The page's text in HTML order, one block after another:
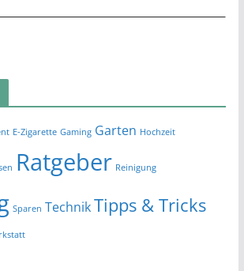
E-Zigarette Gaming Garten Hochzeit
Ratgeber Reinigung
Sparen TechnikTipps & Tricks